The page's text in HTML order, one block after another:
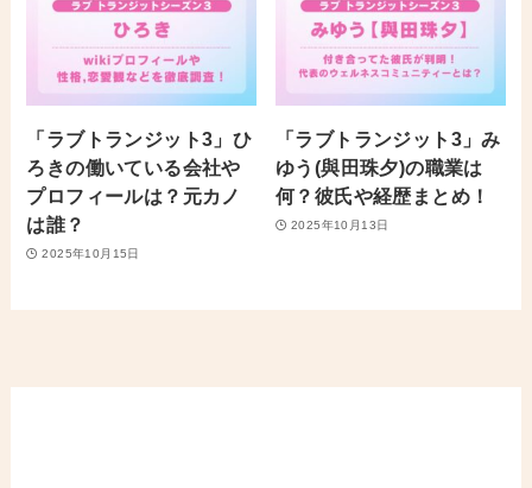
「ラブトランジット3」ひ
ろきの働いている会社や
プロフィールは？元カノ
は誰？
2025年10月15日
「ラブトランジット3」み
ゆう(與田珠夕)の職業は
何？彼氏や経歴まとめ！
2025年10月13日